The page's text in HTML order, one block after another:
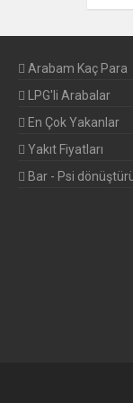
Arabam Kaç Para
LPG'li Arabalar
En Çok Yakanlar
Yakıt Fiyatları
Bar - Psi